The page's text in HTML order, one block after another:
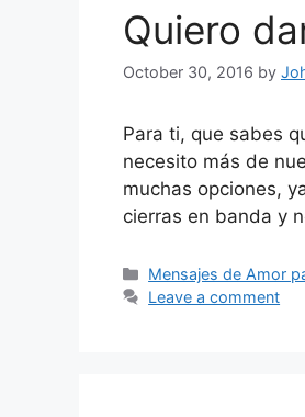
Quiero
October 30, 2016 by
Para ti, que sabes
necesito más de
muchas opciones,
cierras en banda y
Categories
Mensajes de Amor
Leave a comment